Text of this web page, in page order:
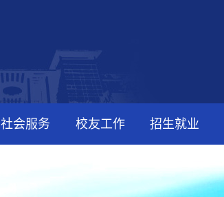
社会服务 校友工作 招生就业